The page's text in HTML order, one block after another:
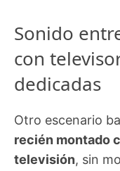
Sonido
con
dedicadas
Otro escenario
recién montado
televisión, sin